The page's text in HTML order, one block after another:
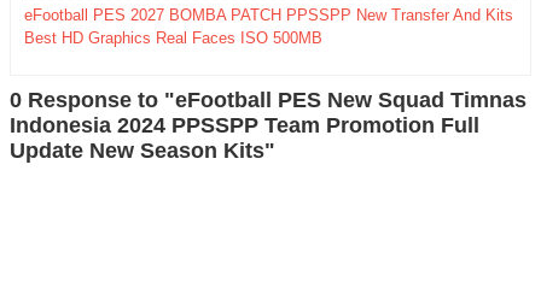
eFootball PES 2027 BOMBA PATCH PPSSPP New Transfer And Kits
Best HD Graphics Real Faces ISO 500MB
0 Response to "eFootball PES New Squad Timnas
Indonesia 2024 PPSSPP Team Promotion Full
Update New Season Kits"